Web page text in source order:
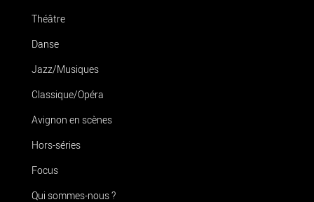
Théâtre
Danse
Jazz/Musiques
Classique/Opéra
Avignon en scènes
Hors-séries
Focus
Qui sommes-nous ?